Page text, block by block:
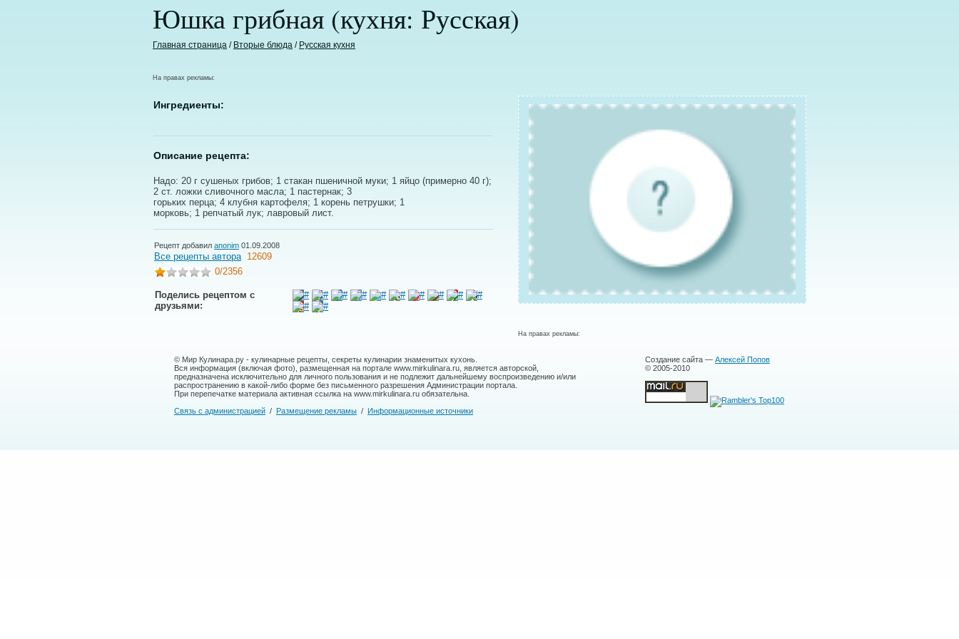
Юшка грибная (кухня: Русская)
Главная страница / Вторые блюда / Русская кухня
На правах рекламы:
Ингредиенты:
Описание рецепта:
Надо: 20 г сушеных грибов; 1 стакан пшеничной муки; 1 яйцо (примерно 40 г);
2 ст. ложки сливочного масла; 1 пастернак; 3
горьких перца; 4 клубня картофеля; 1 корень петрушки; 1
морковь; 1 репчатый лук; лавровый лист.
Рецепт добавил anonim 01.09.2008
Все рецепты автора 12609
0/2356
Поделись рецептом с
друзьями:
На правах рекламы:
© Мир Кулинара.ру - кулинарные рецепты, секреты кулинарии знаменитых кухонь.
Вся информация (включая фото), размещенная на портале www.mirkulinara.ru, является авторской,
предназначена исключительно для личного пользования и не подлежит дальнейшему воспроизведению и/или
распространению в какой-либо форме без письменного разрешения Администрации портала.
При перепечатке материала активная ссылка на www.mirkulinara.ru обязательна.
Связь с администрацией / Размещение рекламы / Информационные источники
Создание сайта — Алексей Попов
© 2005-2010